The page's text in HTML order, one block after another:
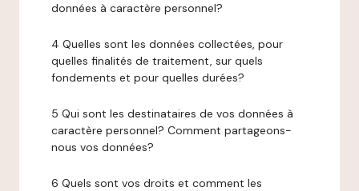
données à caractère personnel?
4 Quelles sont les données collectées, pour
quelles finalités de traitement, sur quels
fondements et pour quelles durées?
5 Qui sont les destinataires de vos données à
caractère personnel? Comment partageons-
nous vos données?
6 Quels sont vos droits et comment les